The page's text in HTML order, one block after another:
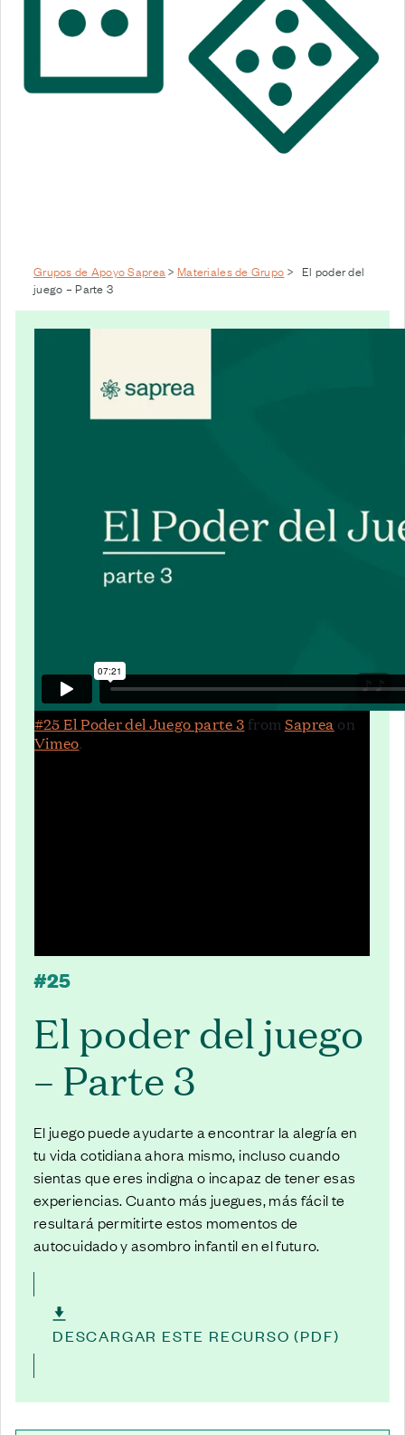
Grupos de Apoyo Saprea> Materiales de Grupo > El poder del
juego – Parte 3
#25 El Poder del Juego parte 3 fromSaprea on
Vimeo.
#25
El poder del juego
– Parte 3
El juego puede ayudarte a encontrar la alegría en
tu vida cotidiana ahora mismo, incluso cuando
sientas que eres indigna o incapaz de tener esas
experiencias. Cuanto más juegues, más fácil te
resultará permitirte estos momentos de
autocuidado y asombro infantil en el futuro.
DESCARGAR ESTE RECURSO (PDF)